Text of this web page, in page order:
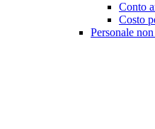
Conto
Costo
Personale